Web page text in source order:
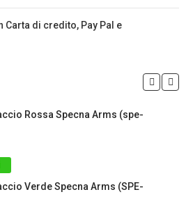
Carta di credito, Pay Pal e
Rossa Specna Arms (spe-
Verde Specna Arms (SPE-